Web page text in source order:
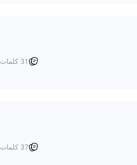
31 کلمات
37 کلمات